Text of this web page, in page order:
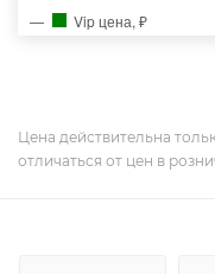
Vip цена, ₽
Цена действительна
отличаться от цен в